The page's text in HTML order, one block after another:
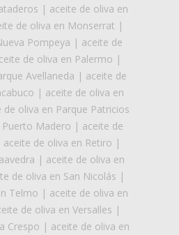
| aceite de oliva en
de oliva en Monserrat |
Pompeya | aceite de
de oliva en Palermo |
Avellaneda | aceite de
| aceite de oliva en
de oliva en Parque Patricios
Madero | aceite de
aceite de oliva en Retiro |
| aceite de oliva en
de oliva en San Nicolás |
Telmo | aceite de oliva en
de oliva en Versalles |
Crespo | aceite de oliva en